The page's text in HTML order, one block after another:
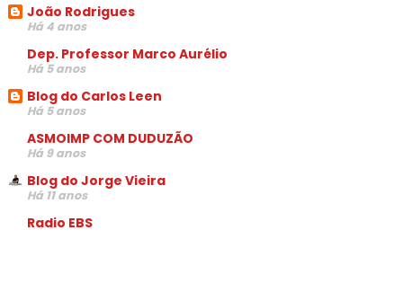
João Rodrigues
Há 4 anos
Dep. Professor Marco Aurélio
Há 5 anos
Blog do Carlos Leen
Há 5 anos
ASMOIMP COM DUDUZÃO
Há 9 anos
Blog do Jorge Vieira
Há 11 anos
Radio EBS